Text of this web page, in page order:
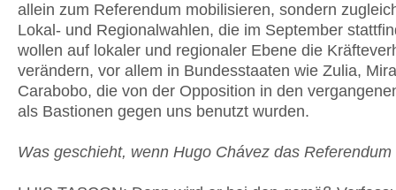
allein zum Referendum mobilisieren, sondern
Lokal- und Regionalwahlen, die im September
wollen auf lokaler und regionaler Ebene die
verändern, vor allem in Bundesstaaten wie Zulia,
Carabobo, die von der Opposition in den
als Bastionen gegen uns benutzt wurden.
Was geschieht, wenn Hugo Chávez das Referendum